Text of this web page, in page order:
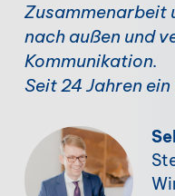
Zusammenarbeit
nach außen und
Kommunikation.
Seit 24 Jahren